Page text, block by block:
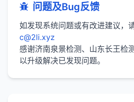
问题及Bug反馈
如发现系统问题或有改进建议，
c@2li.xyz
感谢济南泉景检测、山东长王检
以升级解决已发现问题。